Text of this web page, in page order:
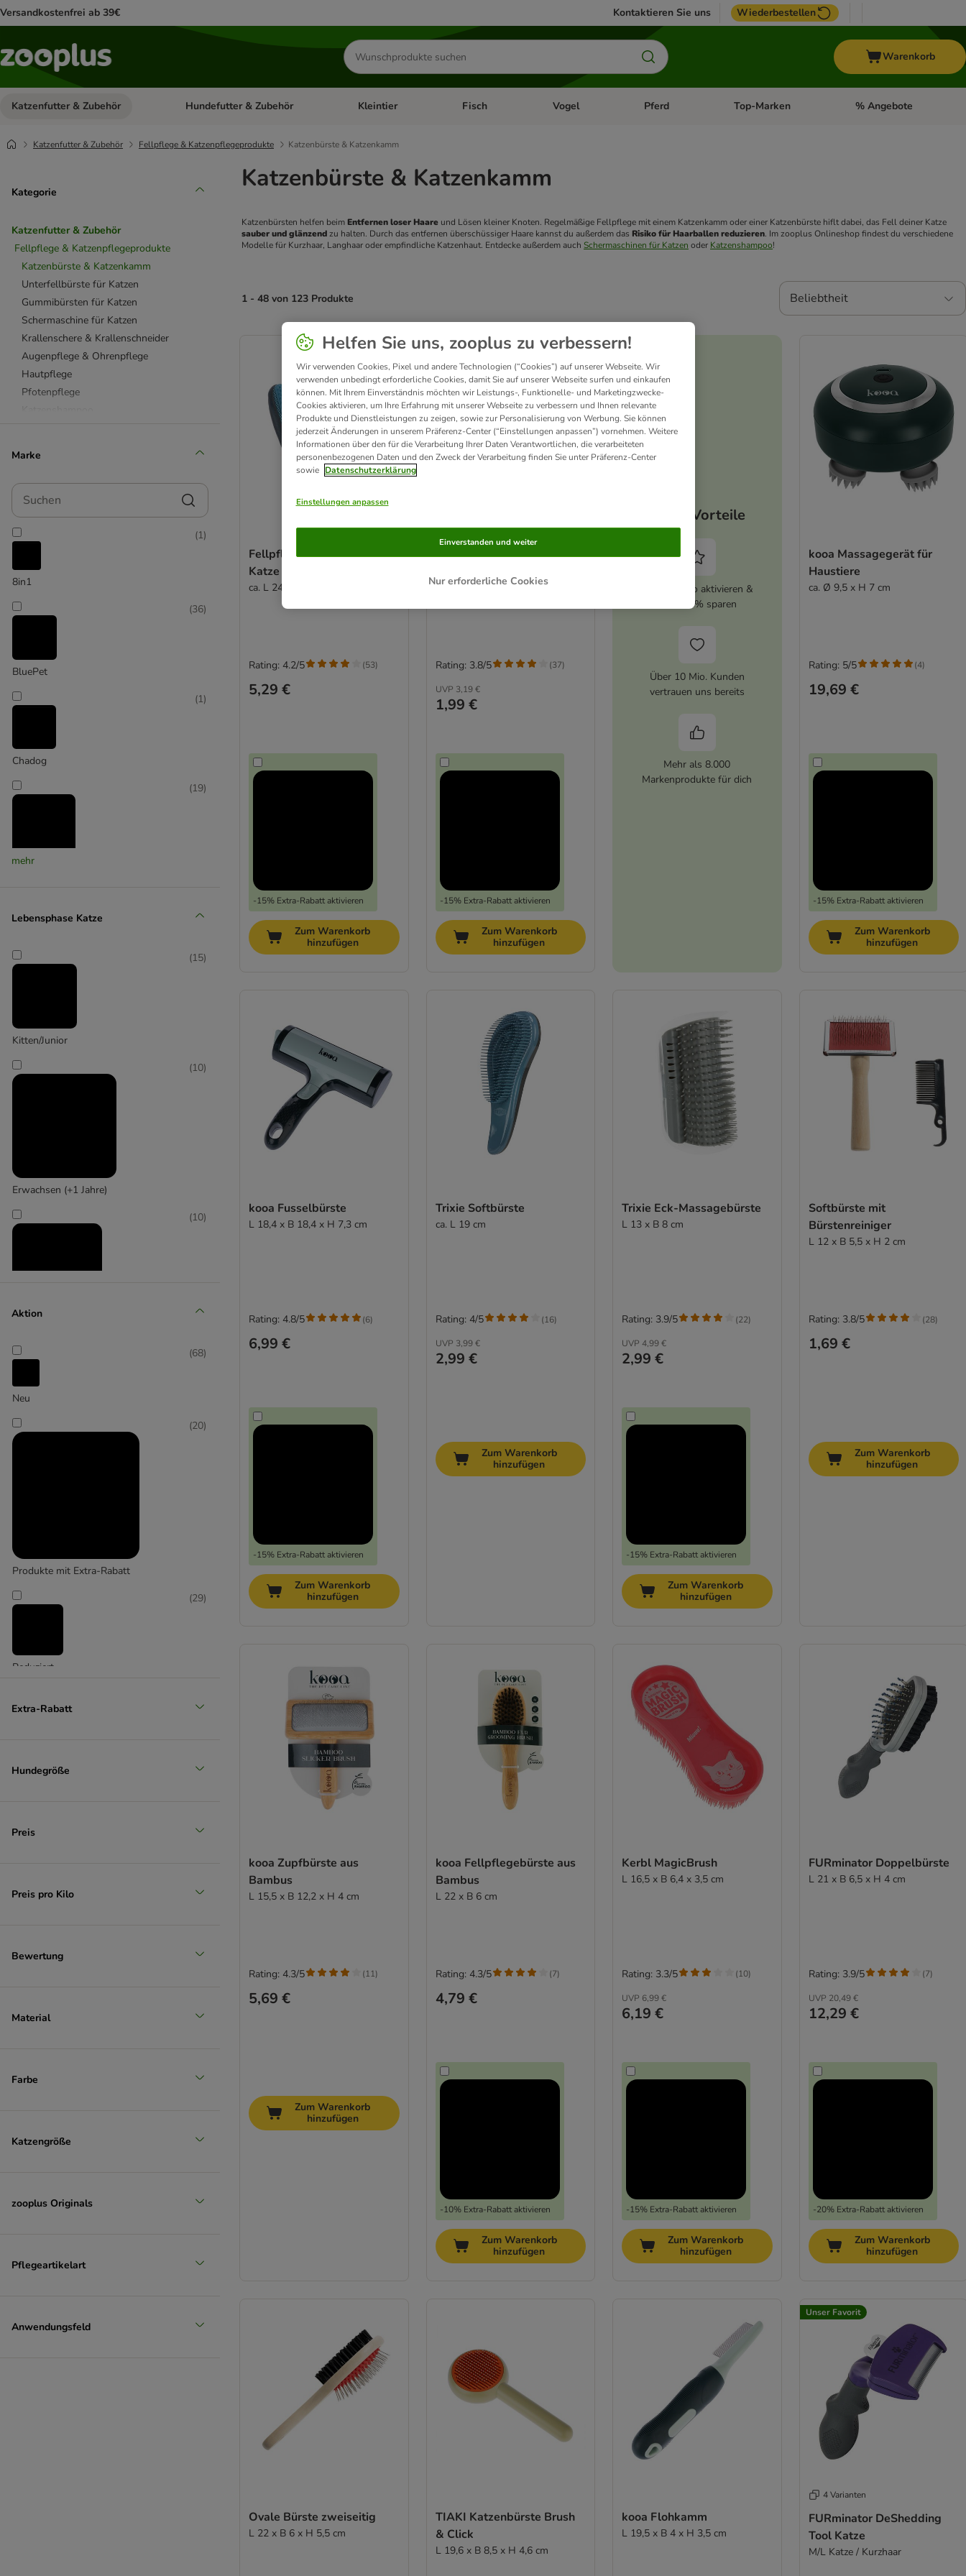
Versandkostenfrei ab 39€ Kontaktieren Sie uns Wiederbestellen
Produkte
suchen
Warenkorb
Katzenfutter & Zubehör Kategorie-Menü öffnen: Katzenfutter & Zubehör
Hundefutter & Zubehör Kategorie-Menü öffnen: Hundefutter & Zubehör
Kleintier Kategorie-Menü öffnen: Kleintier
Fisch Kategorie-Menü öffnen: Fisch
Vogel Kategorie-Menü öffnen: Vogel
Pferd Kategorie-Menü öffnen: Pferd
Top-Marken Kategorie-Menü öffnen:
% Angebote
Katzenfutter & Zubehör Fellpflege & Katzenpflegeprodukte Katzenbürste & Katzenkamm
Kategorie
Katzenfutter & Zubehör
Fellpflege & Katzenpflegeprodukte
Katzenbürste & Katzenkamm
Unterfellbürste für Katzen
Gummibürsten für Katzen
Schermaschine für Katzen
Krallenschere & Krallenschneider
Augenpflege & Ohrenpflege
Hautpflege
Pfotenpflege
beaphar
Felisept
FURminator
Vetriderm
Marke
Suchen
8in1
(1)
BluePet
(36)
Chadog
(1)
(19)
Karlie
Kerbl
mehr
Lebensphase Katze
Kitten/Junior
(15)
Erwachsen (+1 Jahre)
(10)
(10)
Aktion
Neu
(68)
Produkte mit Extra-Rabatt
(20)
Reduziert
(29)
Extra-Rabatt
Hundegröße
Preis
Preis pro Kilo
Bewertung
Material
Farbe
Katzengröße
zooplus Originals
Pflegeartikelart
Anwendungsfeld
Katzenbürste & Katzenkamm
Katzenbürsten helfen beim Entfernen loser Haare
sauber und glänzend zu halten. Durch das entfernen überschüssiger Haare kannst du außerdem das Risiko für Haarballen reduzieren. Im zooplus Onlineshop findest du verschiedene
Modelle für Kurzhaar, Langhaar oder empfindliche Katzenhaut. Entdecke außerdem auch Schermaschinen für Katzen oder Katzenshampoo!
1 - 48 von 123 Produkte Beliebtheit
product items have been changed
Fellpflege Handschuh
Katze
ca. L 24 x B 18 cm
5,29 €
-15% Extra-Rabatt aktivieren
Rating: 4.2/5 (53)
Zum Warenkorb
hinzufügen
Naturhaarbürste
UVP 3,19 €
1,99 €
-15% Extra-Rabatt aktivieren
Rating: 3.8/5 (37)
Zum Warenkorb
hinzufügen
Deine Vorteile
zooplus Abo aktivieren &
immer 5% sparen
Über 10 Mio. Kunden
vertrauen uns bereits
Mehr als 8.000
Markenprodukte für dich
kooa Massagegerät für
Haustiere
ca. Ø 9,5 x H 7 cm
19,69 €
-15% Extra-Rabatt aktivieren
Rating: 5/5 (4)
Zum Warenkorb
hinzufügen
kooa Fusselbürste
L 18,4 x B 18,4 x H 7,3 cm
6,99 €
-15% Extra-Rabatt aktivieren
Rating: 4.8/5 (6)
Zum Warenkorb
hinzufügen
Trixie Softbürste
ca. L 19 cm
UVP 3,99 €
2,99 €
Rating: 4/5 (16)
Zum Warenkorb
hinzufügen
Trixie Eck-Massagebürste
L 13 x B 8 cm
UVP 4,99 €
2,99 €
-15% Extra-Rabatt aktivieren
Rating: 3.9/5 (22)
Zum Warenkorb
hinzufügen
Softbürste mit
Bürstenreiniger
L 12 x B 5,5 x H 2 cm
1,69 €
Rating: 3.8/5 (28)
Zum Warenkorb
hinzufügen
kooa Zupfbürste aus
Bambus
L 15,5 x B 12,2 x H 4 cm
5,69 €
Rating: 4.3/5 (11)
Zum Warenkorb
hinzufügen
kooa Fellpflegebürste aus
Bambus
L 22 x B 6 cm
4,79 €
-10% Extra-Rabatt aktivieren
Rating: 4.3/5 (7)
Zum Warenkorb
hinzufügen
Kerbl MagicBrush
L 16,5 x B 6,4 x 3,5 cm
UVP 6,99 €
6,19 €
-15% Extra-Rabatt aktivieren
Rating: 3.3/5 (10)
Zum Warenkorb
hinzufügen
FURminator Doppelbürste
L 21 x B 6,5 x H 4 cm
UVP 20,49 €
12,29 €
-20% Extra-Rabatt aktivieren
Rating: 3.9/5 (7)
Zum Warenkorb
hinzufügen
Ovale Bürste zweiseitig
L 22 x B 6 x H 5,5 cm
TIAKI Katzenbürste Brush
& Click
L 19,6 x B 8,5 x H 4,6 cm
kooa Flohkamm
L 19,5 x B 4 x H 3,5 cm
Unser Favorit
4 Varianten
FURminator DeShedding
Tool Katze
M/L Katze / Kurzhaar
Helfen Sie uns, zooplus zu verbessern!
Wir verwenden Cookies, Pixel und andere Technologien (“Cookies”) auf unserer Webseite. Wir
verwenden unbedingt erforderliche Cookies, damit Sie auf unserer Webseite surfen und einkaufen
können. Mit Ihrem Einverständnis möchten wir Leistungs-, Funktionelle- und Marketingzwecke-
Cookies aktivieren, um Ihre Erfahrung mit unserer Webseite zu verbessern und Ihnen relevante
Produkte und Dienstleistungen zu zeigen, sowie zur Personalisierung von Werbung. Sie können
jederzeit Änderungen in unserem Präferenz-Center (“Einstellungen anpassen”) vornehmen. Weitere
Informationen über den für die Verarbeitung Ihrer Daten Verantwortlichen, die verarbeiteten
personenbezogenen Daten und den Zweck der Verarbeitung finden Sie unter Präferenz-Center
sowie Datenschutzerklärung
Einstellungen anpassen
Nur erforderliche Cookies
Einverstanden und weiter